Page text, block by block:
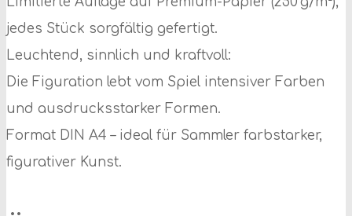
jedes Stück sorgfältig gefertigt.
Leuchtend, sinnlich und kraftvoll:
Die Figuration lebt vom Spiel intensiver Farben
und ausdrucksstarker Formen.
Format DIN A4 – ideal für Sammler farbstarker,
figurativer Kunst.